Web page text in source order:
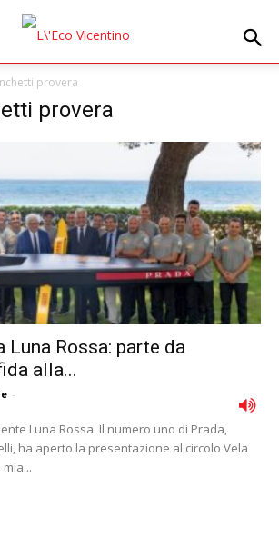
provera
provera
Luna Rossa: parte da
alla...
-
Luna Rossa. Il numero uno di Prada,
ha aperto la presentazione al circolo Vela